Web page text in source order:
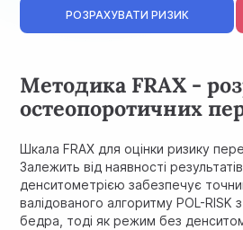
РОЗРАХУВАТИ РИЗИК
Методика FRAX -
остеопоротичних
Шкала FRAX для оцінки ризику
Залежить від наявності
денситометрією забезпечує
валідованого алгоритму POL-
бедра, тоді як режим без